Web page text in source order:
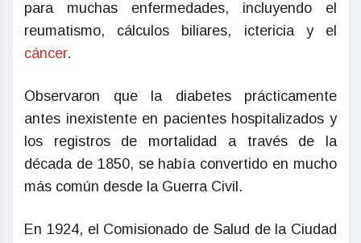
para muchas enfermedades, incluyendo el
reumatismo, cálculos biliares, ictericia y el
cáncer.
Observaron que la diabetes prácticamente
antes inexistente en pacientes hospitalizados y
los registros de mortalidad a través de la
década de 1850, se había convertido en mucho
más común desde la Guerra Civil.
En 1924, el Comisionado de Salud de la Ciudad